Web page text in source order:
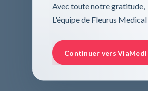
Avec toute notre gratitude,
L'équipe de Fleurus Medical
Continuer vers ViaMedi